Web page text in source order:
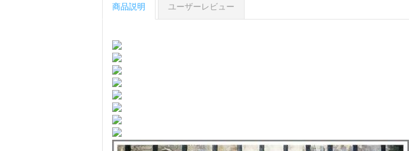
商品説明 ユーザーレビュー